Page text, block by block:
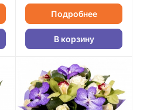
Подробнее
В корзину